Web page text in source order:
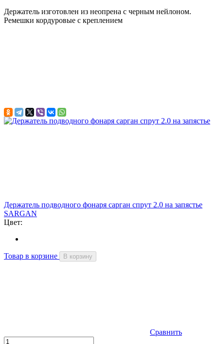
Держатель изготовлен из неопрена с черным нейлоном.
Ремешки кордуровые с креплением
Держатель подводного фонаря сарган спрут 2.0 на запястье
SARGAN
Цвет:
Товар в корзине В корзину
Сравнить